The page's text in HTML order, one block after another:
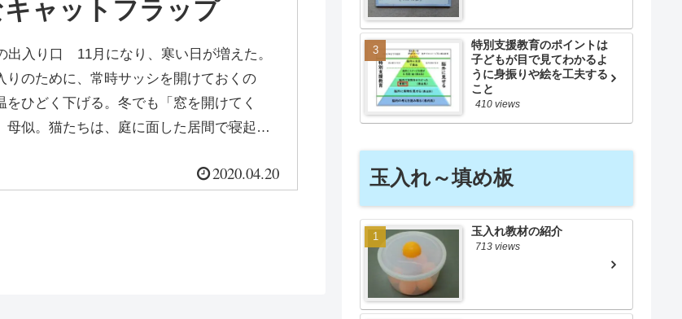
ャットフラップ
入り口 11月になり、寒い日が増えた。
りのために、常時サッシを開けておくの
をひどく下げる。冬でも「窓を開けてく
母似。猫たちは、庭に面した居間で寝起き
2020.04.20
特別支援教育のポイントは
子どもが目で見てわかるよ
うに身振りや絵を工夫する
こと
410 views
玉入れ～填め板
玉入れ教材の紹介
713 views